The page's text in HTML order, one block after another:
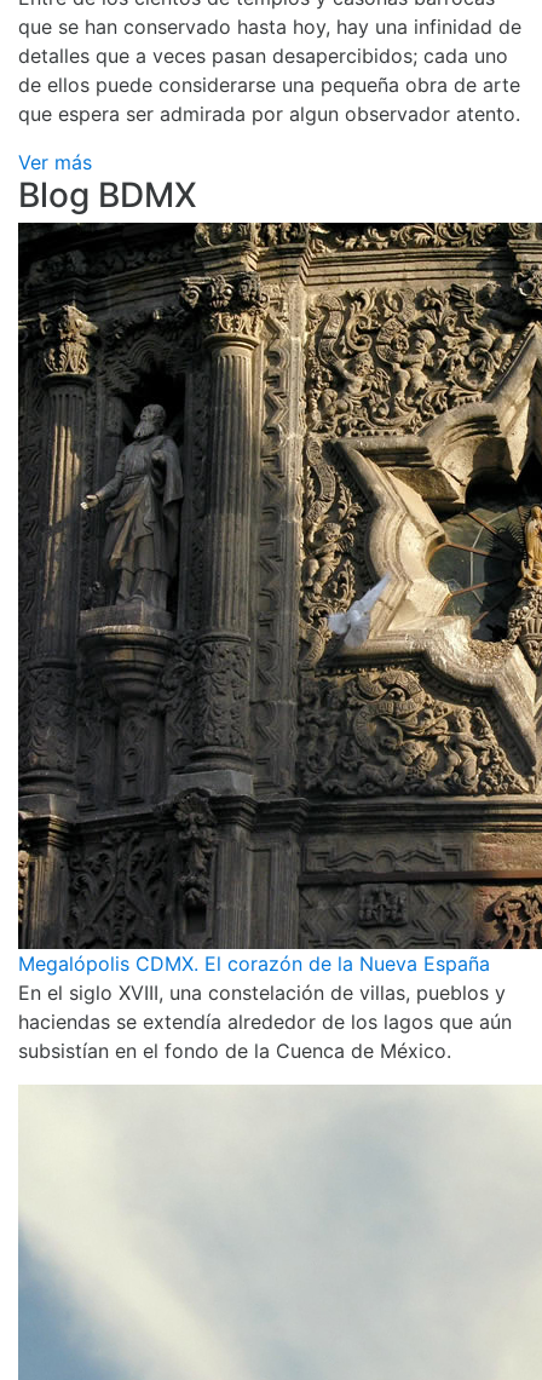
que se han conservado hasta hoy, hay una infinidad de
detalles que a veces pasan desapercibidos; cada uno
de ellos puede considerarse una pequeña obra de arte
que espera ser admirada por algun observador atento.
Ver más
Blog BDMX
Megalópolis CDMX. El corazón de la Nueva España
En el siglo XVIII, una constelación de villas, pueblos y
haciendas se extendía alrededor de los lagos que aún
subsistían en el fondo de la Cuenca de México.